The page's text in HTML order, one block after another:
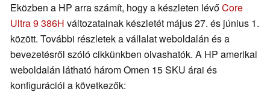
Eközben a HP arra számít, hogy a készleten lévőCore
Ultra 9 386H változatainak készletét május 27. és június 1.
között. További részletek a vállalat weboldalán és a
bevezetésről szóló cikkünkben olvashatók. A HP amerikai
weboldalán látható három Omen 15 SKU árai és
konfigurációi a következők: